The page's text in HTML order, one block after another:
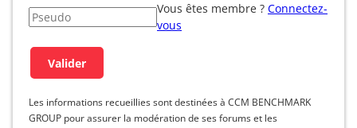
Vous êtes membre ? Connectez-
vous
Les informations recueillies sont destinées à CCM BENCHMARK
GROUP pour assurer la modération de ses forums et les